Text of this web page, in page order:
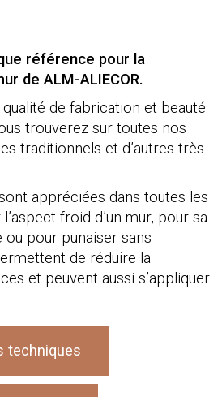
référence pour la
de ALM-ALIECOR.
de fabrication et beauté
trouverez sur toutes nos
traditionnels et d’autres très
appréciées dans toutes les
froid d’un mur, pour sa
pour punaiser sans
de réduire la
et peuvent aussi s’appliquer
techniques